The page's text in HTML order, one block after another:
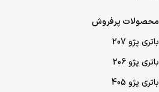
محصولات پرفروش
باتری پژو 207
باتری پژو 206
باتری پژو 405